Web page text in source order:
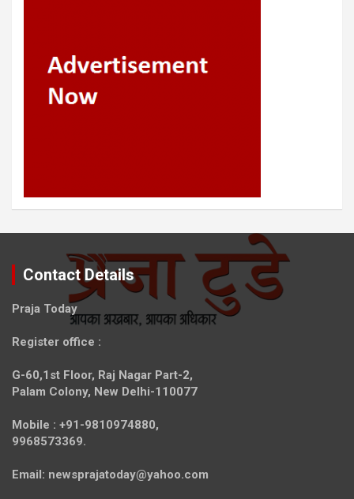
Contact Details
Praja Today
Register office :
G-60,1st Floor, Raj Nagar Part-2,
Palam Colony, New Delhi-110077
Mobile : +91-9810974880,
9968573369.
Email: newsprajatoday@yahoo.com